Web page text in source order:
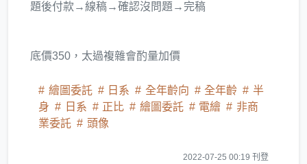
題後付款→線稿→確認沒問題→完稿
底價350，太過複雜會酌量加價
繪圖委託 日系 全年齡向 全年齡
半
身
日系 正比 繪圖委託 電繪
非商
業委託
頭像
2022-07-25 00:19 刊登